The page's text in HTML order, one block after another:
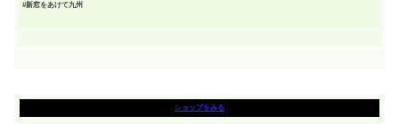
#新窓をあけて九州
ショップをみる